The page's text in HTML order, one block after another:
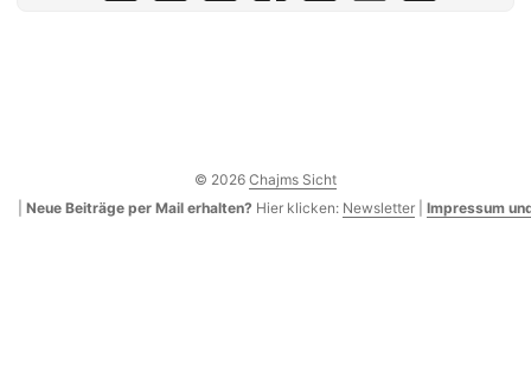
© 2026 Chajms Sicht
Neue Beiträge per Mail erhalten? Hier klicken: Newsletter Impressum